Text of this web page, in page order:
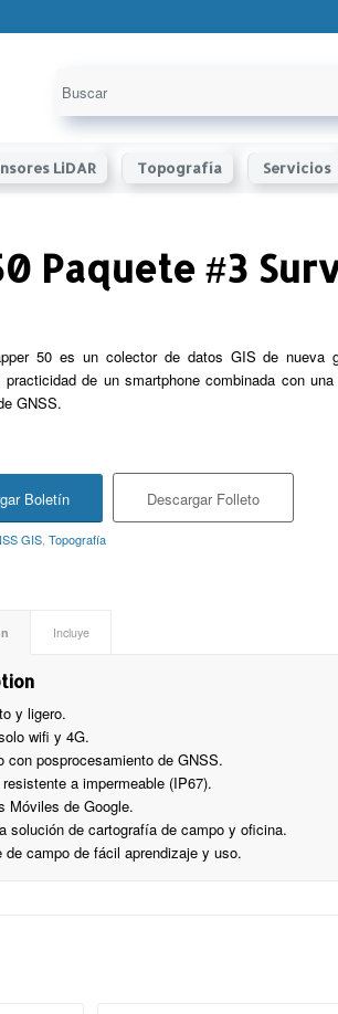
LiDAR Topografía Servicios
Paquete #3
50 es un colector de datos GIS de nueva
practicidad de un smartphone combinada con
GNSS.
Boletín Descargar Folleto
GIS ,Topografía
Incluye
y ligero.
wifi y 4G.
con posprocesamiento de GNSS.
resistente a impermeable (IP67).
Móviles de Google.
solución de cartografía de campo y oficina.
de campo de fácil aprendizaje y uso.